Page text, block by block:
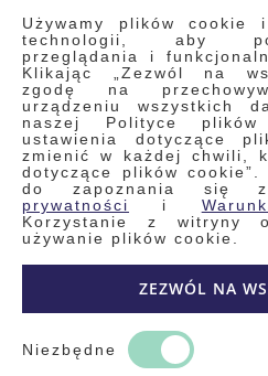
Używamy plików cookie
technologii, aby
przeglądania i
Klikając „Zezwól na
zgodę na
urządzeniu wszystkich
naszej Polityce
ustawienia dotyczące
zmienić w każdej chwili,
dotyczące plików cookie”.
do zapoznania się
prywatności
i
Korzystanie z witryny
używanie plików cookie.
ZEZWÓL NA
Niezbędne
INFORMACJE
Regulamin
Polityka prywatności i pliki
Wyszukiwane frazy
Wyszukiwanie
Zamówienia
Skontaktuj się z nami
Odstąp od umowy
Kontakt